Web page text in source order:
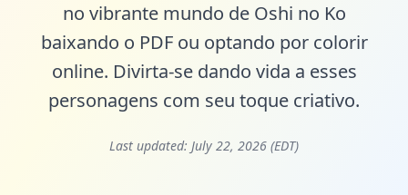
no vibrante mundo de Oshi no Ko
baixando o PDF ou optando por colorir
online. Divirta-se dando vida a esses
personagens com seu toque criativo.
Last updated: July 22, 2026 (EDT)